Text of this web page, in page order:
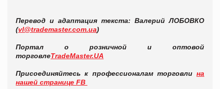
Перевод и адаптация текста: Валерий ЛОБОВКО
(vl@trademaster.com.ua)
Портал о розничной и оптовой
торговлеTradeMaster.UA
Присоединяйтесь к профессионалам торговли на
нашей странице FB